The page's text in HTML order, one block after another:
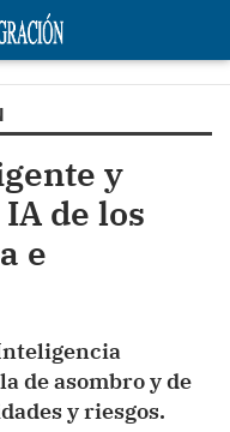
y
de los
e
de asombro y de
y riesgos.